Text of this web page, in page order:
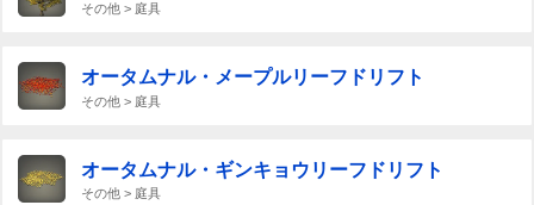
その他 > 庭具
オータムナル・メープルリーフドリフト
その他 > 庭具
オータムナル・ギンキョウリーフドリフト
その他 > 庭具